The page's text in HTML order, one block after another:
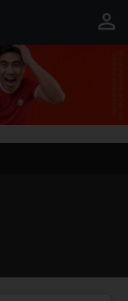
perm_identity